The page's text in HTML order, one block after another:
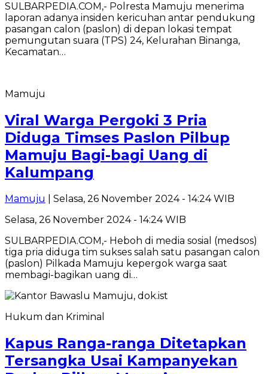
SULBARPEDIA.COM,- Polresta Mamuju menerima
laporan adanya insiden kericuhan antar pendukung
pasangan calon (paslon) di depan lokasi tempat
pemungutan suara (TPS) 24, Kelurahan Binanga,
Kecamatan…
Mamuju
Viral Warga Pergoki 3 Pria
Diduga Timses Paslon Pilbup
Mamuju Bagi-bagi Uang di
Kalumpang
Mamuju
| Selasa, 26 November 2024 - 14:24 WIB
Selasa, 26 November 2024 - 14:24 WIB
SULBARPEDIA.COM,- Heboh di media sosial (medsos)
tiga pria diduga tim sukses salah satu pasangan calon
(paslon) Pilkada Mamuju kepergok warga saat
membagi-bagikan uang di…
Hukum dan Kriminal
Kapus Ranga-ranga Ditetapkan
Tersangka Usai Kampanyekan